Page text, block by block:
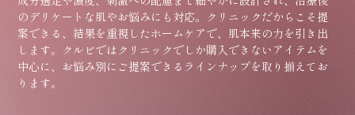
のデリケートな肌やお悩みにも対応。クリニックだからこそ提
案できる、結果を重視したホームケアで、肌本来の力を引き出
します。クルビではクリニックでしか購入できないアイテムを
中心に、お悩み別にご提案できるラインナップを取り揃えてお
ります。